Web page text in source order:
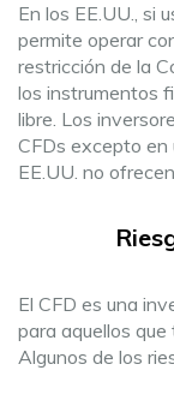
En los EE.UU., si
permite operar
restricción de la
los instrumentos
libre. Los
CFDs excepto en
EE.UU. no
El CFD es una
para aquellos
Algunos de los